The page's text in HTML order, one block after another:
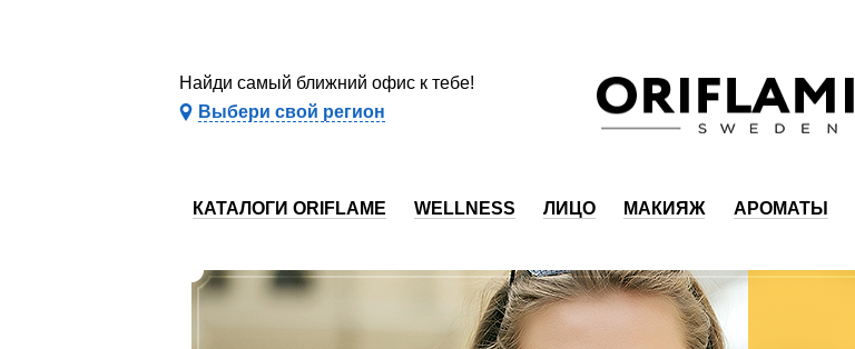
Найди самый ближний офис к тебе!
Выбери свой регион
КАТАЛОГИ ORIFLAME WELLNESS ЛИЦО МАКИЯЖ АРОМАТЫ